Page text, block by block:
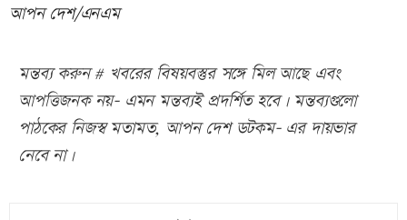
আপন দেশ/এনএম
মন্তব্য করুন # খবরের বিষয়বস্তুর সঙ্গে মিল আছে এবং
আপত্তিজনক নয়- এমন মন্তব্যই প্রদর্শিত হবে। মন্তব্যগুলো
পাঠকের নিজস্ব মতামত, আপন দেশ ডটকম- এর দায়ভার
নেবে না।